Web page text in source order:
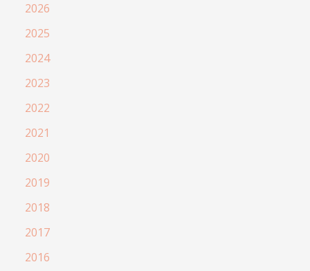
2026
2025
2024
2023
2022
2021
2020
2019
2018
2017
2016